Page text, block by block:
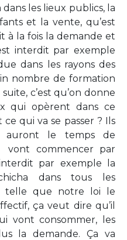
les lieux publics, la
et la vente, qu’est
à la fois la demande et
interdit par exemple
dans les rayons des
nombre de formation
c’est qu’on donne
qui opèrent dans ce
ce qui va se passer ? Ils
auront le temps de
vont commencer par
par exemple la
dans tous les
telle que notre loi le
ça veut dire qu’il
vont consommer, les
la demande. Ça va